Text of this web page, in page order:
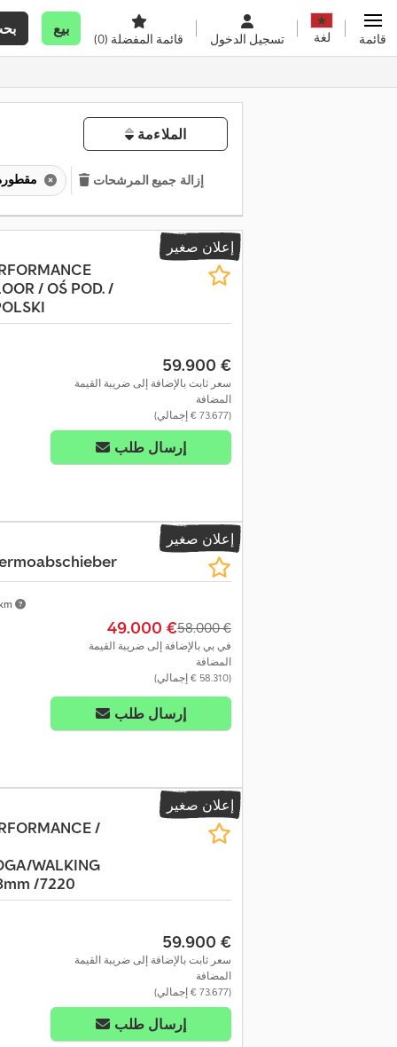
بيع
قائمة المفضلة (0) تسجيل الدخول لغة قائمة
الملاءمة
إزالة جميع المرشحات
إعلان صغير
/ OŚ POD. /
‏59.900 €
سعر ثابت بالإضافة إلى ضريبة القيمة
المضافة
(‏73.677 € إجمالي)
إرسال طلب
إعلان صغير
‏49.000 € ‏58.000 €
في بي بالإضافة إلى ضريبة القيمة
المضافة
(‏58.310 € إجمالي)
إرسال طلب
إعلان صغير
/
WALKING
/7220
‏59.900 €
سعر ثابت بالإضافة إلى ضريبة القيمة
المضافة
(‏73.677 € إجمالي)
إرسال طلب